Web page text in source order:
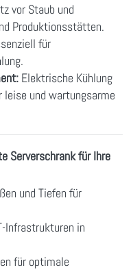
vor Staub und
Produktionsstätten.
für
Elektrische Kühlung
leise und wartungsarme
Serverschrank für Ihre
und Tiefen für
Infrastrukturen in
für optimale